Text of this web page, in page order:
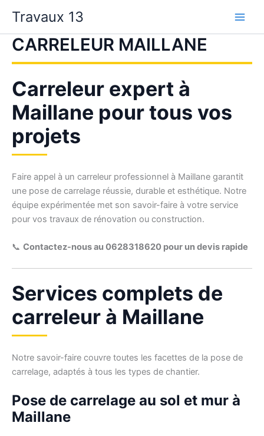
contenu
Travaux 13
CARRELEUR MAILLANE
Carreleur expert à
Maillane pour tous vos
projets
Faire appel à un carreleur professionnel à Maillane garantit
une pose de carrelage réussie, durable et esthétique. Notre
équipe expérimentée met son savoir-faire à votre service
pour vos travaux de rénovation ou construction.
📞 Contactez-nous au 0628318620 pour un devis rapide
Services complets de
carreleur à Maillane
Notre savoir-faire couvre toutes les facettes de la pose de
carrelage, adaptés à tous les types de chantier.
Pose de carrelage au sol et mur à
Maillane